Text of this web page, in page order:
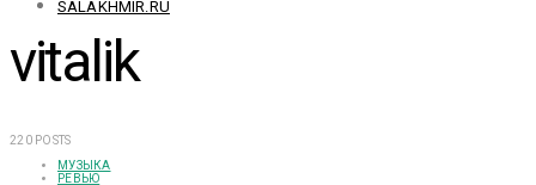
SALAKHMIR.RU
vitalik
220 POSTS
МУЗЫКА
РЕВЬЮ